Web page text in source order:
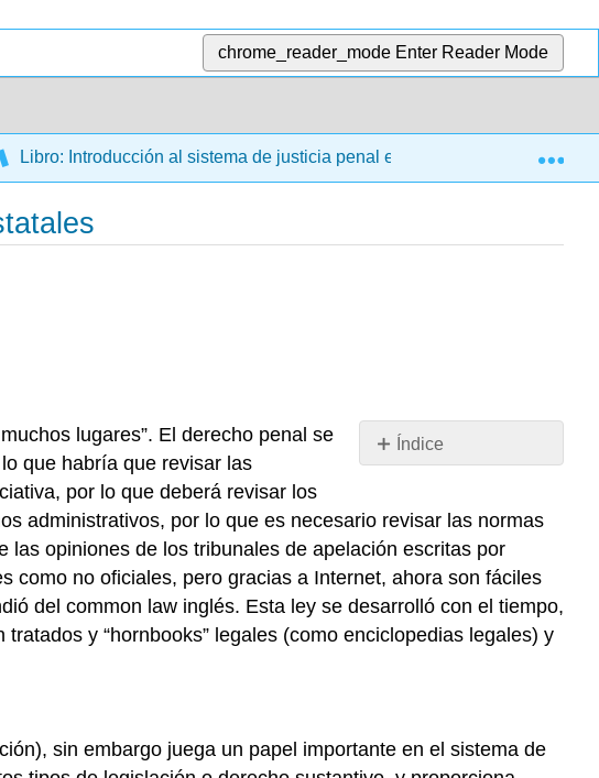
chrome_reader_mode Enter Reader Mode
Libro: Introducción al sistema de justicia penal estadounidense (Burke et
Índice
Música
y
Derecho
Comparación
de
casos
lugares”. El derecho penal se
que habría que revisar las
por lo que deberá revisar los
administrativos, por lo que es necesario revisar las normas
opiniones de los tribunales de apelación escritas por
como no oficiales, pero gracias a Internet, ahora son fáciles
del common law inglés. Esta ley se desarrolló con el tiempo,
y “hornbooks” legales (como enciclopedias legales) y
sin embargo juega un papel importante en el sistema de